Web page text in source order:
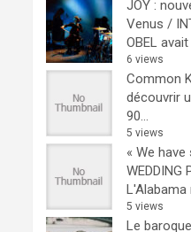
JOY :
Venus /
OBEL
6 views
Common
découvrir
90...
5 views
« We
WEDDING
L'Alabama
5 views
Le